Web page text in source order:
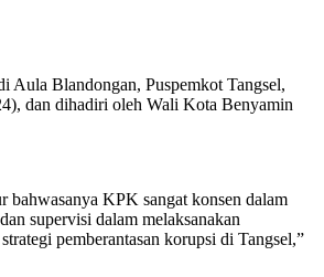
Aula Blandongan, Puspemkot Tangsel,
dan dihadiri oleh Wali Kota Benyamin
bahwasanya KPK sangat konsen dalam
supervisi dalam melaksanakan
pemberantasan korupsi di Tangsel,”